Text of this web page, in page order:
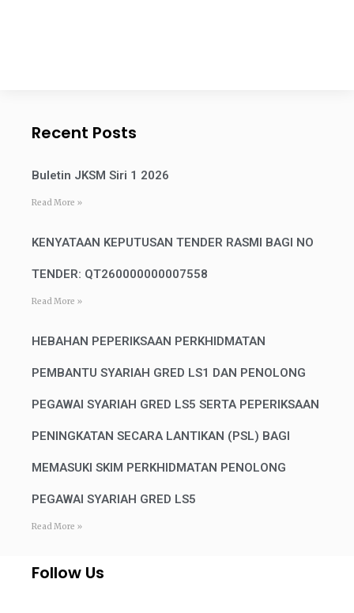
Recent Posts
Buletin JKSM Siri 1 2026
Read More »
KENYATAAN KEPUTUSAN TENDER RASMI BAGI NO
TENDER: QT260000000007558
Read More »
HEBAHAN PEPERIKSAAN PERKHIDMATAN
PEMBANTU SYARIAH GRED LS1 DAN PENOLONG
PEGAWAI SYARIAH GRED LS5 SERTA PEPERIKSAAN
PENINGKATAN SECARA LANTIKAN (PSL) BAGI
MEMASUKI SKIM PERKHIDMATAN PENOLONG
PEGAWAI SYARIAH GRED LS5
Read More »
Follow Us